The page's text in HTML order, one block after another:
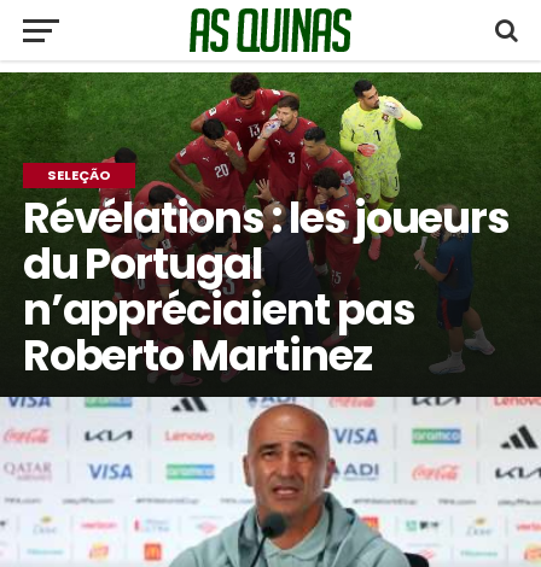
SELEÇÃO
Révélations : les joueurs
du Portugal
n’appréciaient pas
Roberto Martinez